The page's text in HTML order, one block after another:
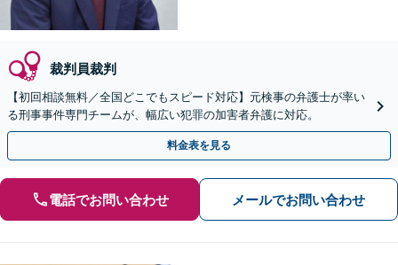
裁判員裁判
【初回相談無料／全国どこでもスピード対応】元検事の弁護士が率い
る刑事事件専門チームが、幅広い犯罪の加害者弁護に対応。
料金表を見る
電話でお問い合わせ メールでお問い合わせ